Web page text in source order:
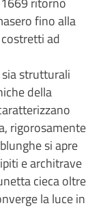
fino alla
ad
strutturali
della
rigorosamente
si apre
e architrave
cieca oltre
la luce in